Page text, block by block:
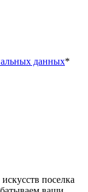
данных*
поселка